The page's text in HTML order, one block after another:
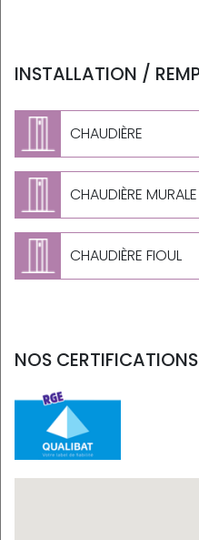
INSTALLATION /
CHAUDIÈRE
CHAUDIÈRE
CHAUDIÈRE FIOUL
NOS